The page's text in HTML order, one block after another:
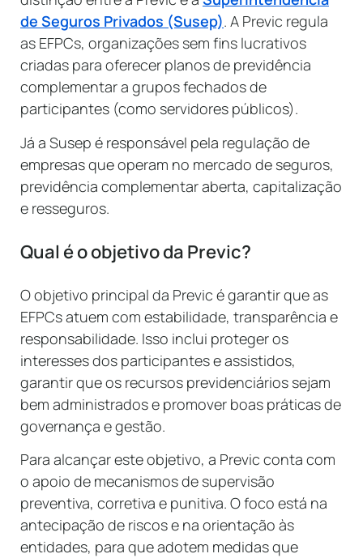
de Seguros Privados (Susep). A Previc regula
as EFPCs, organizações sem fins lucrativos
criadas para oferecer planos de previdência
complementar a grupos fechados de
participantes (como servidores públicos).
Já a Susep é responsável pela regulação de
empresas que operam no mercado de seguros,
previdência complementar aberta, capitalização
e resseguros.
Qual é o objetivo da Previc?
O objetivo principal da Previc é garantir que as
EFPCs atuem com estabilidade, transparência e
responsabilidade. Isso inclui proteger os
interesses dos participantes e assistidos,
garantir que os recursos previdenciários sejam
bem administrados e promover boas práticas de
governança e gestão.
Para alcançar este objetivo, a Previc conta com
o apoio de mecanismos de supervisão
preventiva, corretiva e punitiva. O foco está na
antecipação de riscos e na orientação às
entidades, para que adotem medidas que